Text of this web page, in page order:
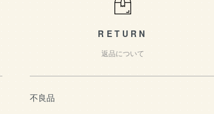
RETURN
返品について
不良品